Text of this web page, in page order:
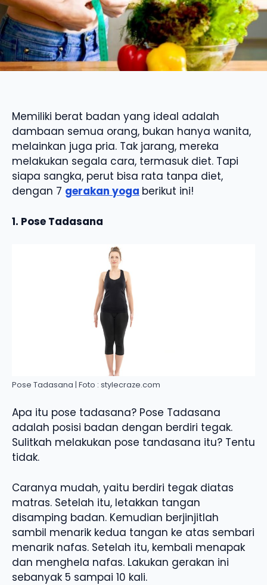
Memiliki berat badan yang ideal adalah
dambaan semua orang, bukan hanya wanita,
melainkan juga pria. Tak jarang, mereka
melakukan segala cara, termasuk diet. Tapi
siapa sangka, perut bisa rata tanpa diet,
dengan 7 gerakan yoga berikut ini!
1. Pose Tadasana
Pose Tadasana | Foto : stylecraze.com
Apa itu pose tadasana? Pose Tadasana
adalah posisi badan dengan berdiri tegak.
Sulitkah melakukan pose tandasana itu? Tentu
tidak.
Caranya mudah, yaitu berdiri tegak diatas
matras. Setelah itu, letakkan tangan
disamping badan. Kemudian berjinjitlah
sambil menarik kedua tangan ke atas sembari
menarik nafas. Setelah itu, kembali menapak
dan menghela nafas. Lakukan gerakan ini
sebanyak 5 sampai 10 kali.